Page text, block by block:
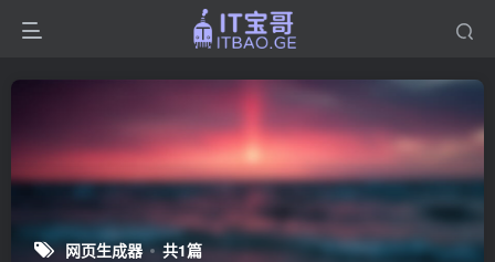
网页生成器 共1篇